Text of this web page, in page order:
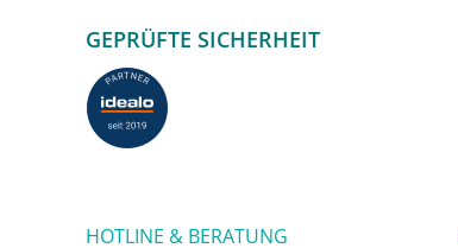
GEPRÜFTE SICHERHEIT
HOTLINE & BERATUNG